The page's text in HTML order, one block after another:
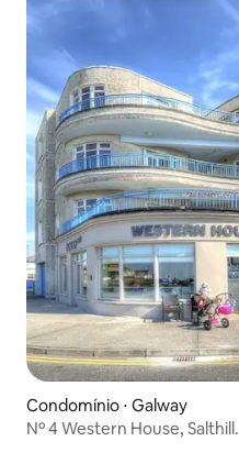
Condomínio ⋅ Galway
Nº 4 Western House, Salthill.